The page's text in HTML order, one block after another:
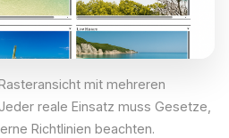
mit mehreren
reale Einsatz muss Gesetze,
Richtlinien beachten.